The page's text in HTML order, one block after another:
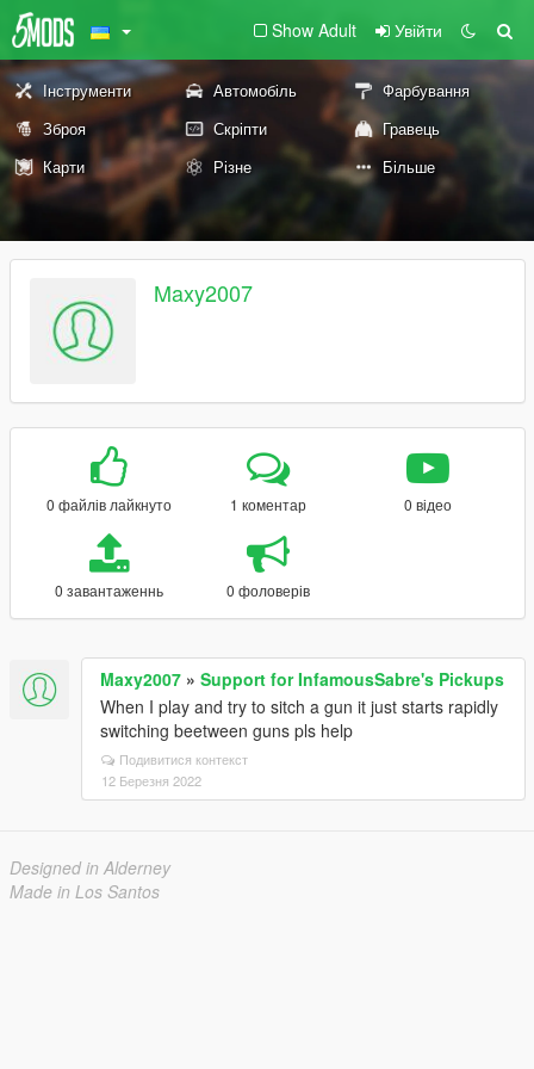
Show Adult Увійти
Інструменти Автомобіль
Фарбування
Зброя
Скріпти
Гравець
Карти
Різне Більше
Maxy2007
0 файлів лайкнуто 1 коментар 0 відео
0 завантаженнь 0 фоловерів
Maxy2007 » Support for InfamousSabre's Pickups
When I play and try to sitch a gun it just starts rapidly
switching beetween guns pls help
Подивитися контекст
12 Березня 2022
Designed in Alderney
Made in Los Santos